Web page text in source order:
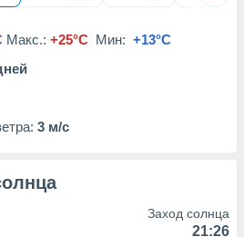
Макс.: +25°C Мин: +13°C
3 м/с
Заход солнца
21:26